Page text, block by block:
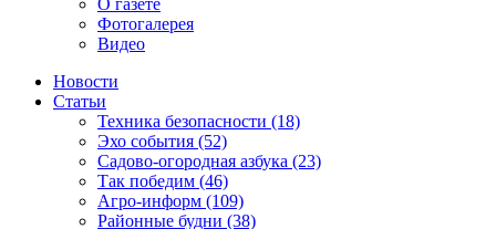
О газете
Фотогалерея
Видео
Новости
Статьи
Техника безопасности (18)
Эхо события (52)
Садово-огородная азбука (23)
Так победим (46)
Агро-информ (109)
Районные будни (38)